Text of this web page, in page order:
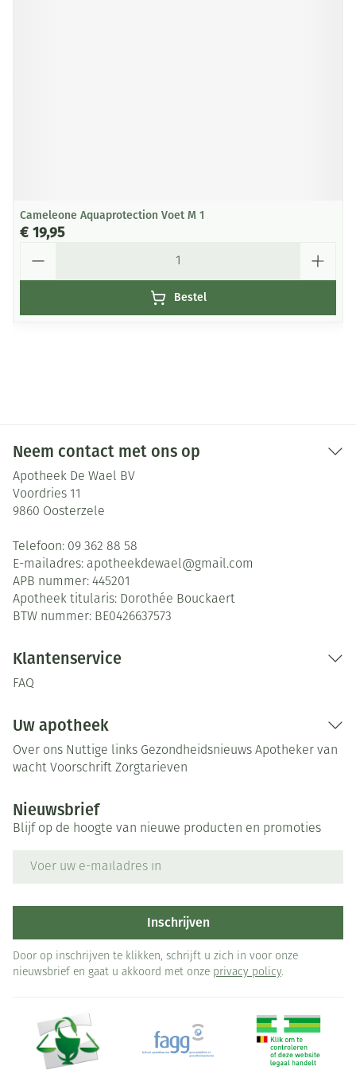
Cameleone Aquaprotection Voet M 1
€ 19,95
Bestel
Neem contact met ons op
Apotheek De Wael BV
Voordries 11
9860 Oosterzele
Telefoon: 09 362 88 58
E-mailadres: apotheekdewael@gmail.com
APB nummer: 445201
Apotheek titularis: Dorothée Bouckaert
BTW nummer: BE0426637573
Klantenservice
FAQ
Uw apotheek
Over ons Nuttige links Gezondheidsnieuws Apotheker van
wacht Voorschrift Zorgtarieven
Nieuwsbrief
Blijf op de hoogte van nieuwe producten en promoties
Inschrijven
Door op inschrijven te klikken, schrijft u zich in voor onze
nieuwsbrief en gaat u akkoord met onze privacy policy.